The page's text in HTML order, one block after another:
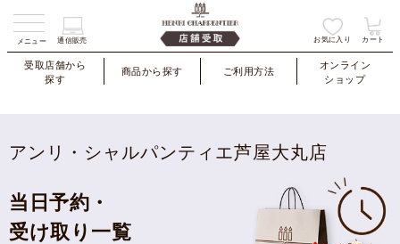
メニュー 通信販売 お気に入り カート
受取店舗から
探す
商品から探す ご利用方法
オンライン
ショップ
アンリ・シャルパンティエ芦屋大丸店
当日予約・
受け取り一覧